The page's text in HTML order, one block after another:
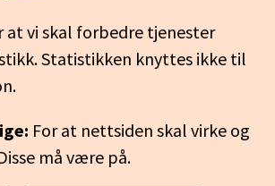
at vi skal forbedre tjenester
Statistikken knyttes ikke til
For at nettsiden skal virke og
må være på.